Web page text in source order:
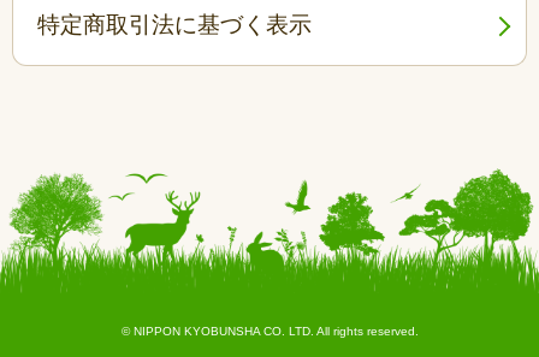
特定商取引法に基づく表示
© NIPPON KYOBUNSHA CO. LTD. All rights reserved.